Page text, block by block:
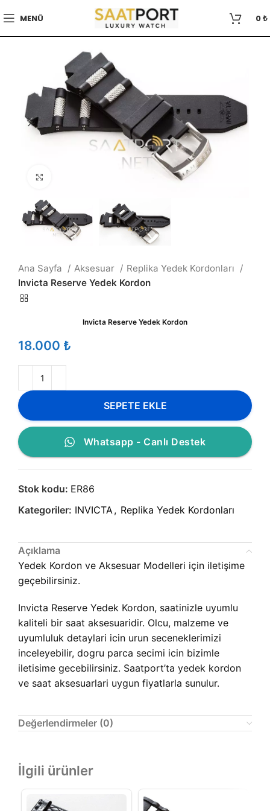
MENÜ 0₺
Ana Sayfa Aksesuar
Replika Yedek Kordonları
Invicta Reserve Yedek Kordon
Invicta Reserve Yedek Kordon
₺
SEPETE EKLE
Whatsapp - Canlı Destek
Stok kodu: ER86
Kategoriler: INVICTA, Replika Yedek Kordonları
Açıklama
Yedek Kordon ve Aksesuar Modelleri için iletişime
geçebilirsiniz.
Invicta Reserve Yedek Kordon, saatinizle uyumlu
kaliteli bir saat aksesuaridir. Olcu, malzeme ve
uyumluluk detaylari icin urun seceneklerimizi
inceleyebilir, dogru parca secimi icin bizimle
iletisime gecebilirsiniz. Saatport’ta yedek kordon
ve saat aksesuarlari uygun fiyatlarla sunulur.
Değerlendirmeler (0)
İlgili ürünler